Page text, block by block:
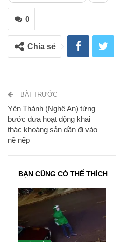
0
Chia sẻ
BÀI TRƯỚC
Yên Thành (Nghệ An) từng
bước đưa hoạt động khai
thác khoáng sản dần đi vào
nề nếp
BẠN CŨNG CÓ THỂ THÍCH